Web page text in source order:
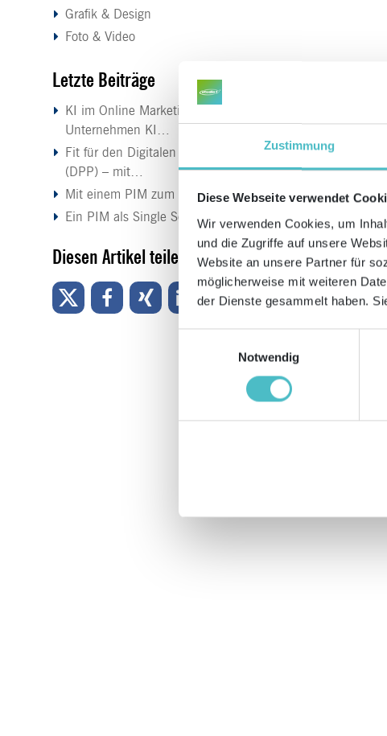
Zustimmung
Diese Webseite verwendet
Wir verwenden Cookies, um
und die Zugriffe auf unsere
Website an unsere Partner für
möglicherweise mit weiteren
der Dienste gesammelt haben.
Notwendig
Grafik & Design
Foto & Video
Letzte Beiträge
KI im Online Marketing: Wie
Unternehmen KI…
Fit für den Digitalen Produktpass
(DPP) – mit…
Mit einem PIM zum digitalen Zwilling
Ein PIM als Single Source of Truth:…
Diesen Artikel teilen